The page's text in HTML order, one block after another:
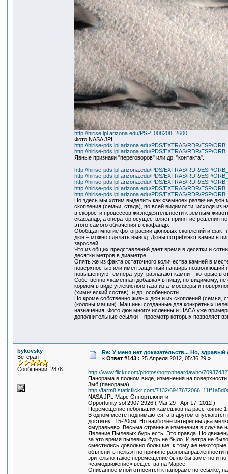
http://hirise.lpl.arizona.edu/PSP_008208_2600
Фото NASA JPL
http://hirise-pds.lpl.arizona.edu/PDS/EXTRAS/RDR/ESP/
http://hirise-pds.lpl.arizona.edu/PDS/EXTRAS/RDR/ESP/
Явные признаки "переговоров" или др. "контакта".
http://hirise-pds.lpl.arizona.edu/PDS/EXTRAS/RDR/ESP/
http://hirise-pds.lpl.arizona.edu/PDS/EXTRAS/RDR/ESP/
http://hirise-pds.lpl.arizona.edu/PDS/EXTRAS/RDR/ESP/
http://hirise-pds.lpl.arizona.edu/PDS/EXTRAS/RDR/ESP/
http://hirise-pds.lpl.arizona.edu/PDS/EXTRAS/RDR/PSP/
Но здесь мы хотим выделить как «земное» различие
скопления (семьи, стада), по всей видимости, исходя из
в скорости процессов жизнедеятельности к земным
скафандр, а оператор осуществляет принятие решения
этого самого облачения в скафандр.
Обобщая многие фотографии дюновых скоплений и факт
дюн – можно сделать вывод. Дюны потребляют камни в
зарослей.
Что из общих представлений дает время в десятки и
десятки метров в диаметре.
Опять же из факта остаточного количества камней в
поверхностью или имея защитный панцирь
повышенную температуру, разлагают камни – которые в
Собственно «каменная добавка» в пищу, по-видимому,
кормом в виде углекислого газа из атмосферы и
(химический состав) и др. особенности.
Но кроме собственно живых дюн и их скоплений (семья,
(колоны машин). Машины созданные для конкретных
назначения. Фото дюн многочисленны и НАСА уже
дополнительные ссылки – просмотр которых позволяет
bykovsky
Ветеран
Сообщений: 2878
Re: У меня нет доказательств... Но,
« Ответ #143 : 25 Апреля 2012, 05:36:29 »
http://www.flickr.com/photos/hortonheardawho/
Панорама в полном виде, изменения на поверхности
3мб (панорама)
http://farm8.staticflickr.com/7132/
NASA JPL Марс Оппортьюнити
Opportunity sol 2907 2926 ( Mar 29 - Apr 17, 2012 )
Перемещение небольших камешков на расстояние
В одном месте поднимаются, а в другом
достигнут 15-20см. Но наиболее интересны два
«муравьев». Весьма странные изменения в случае
Явление Пылевых бурь есть. Это правда. Но
за это время пылевых бурь не было. И ветра не
сместились довольно большие, к тому же некоторые
объяснить нельзя по причине
зрительно такое перемещение было бы заметно и
«самодвижение» вещества на Марсе.
Описанное мной относится к панораме по ссылке,